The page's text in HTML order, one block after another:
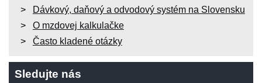
Dávkový, daňový a odvodový systém na Slovensku
O mzdovej kalkulačke
Často kladené otázky
Sledujte nás